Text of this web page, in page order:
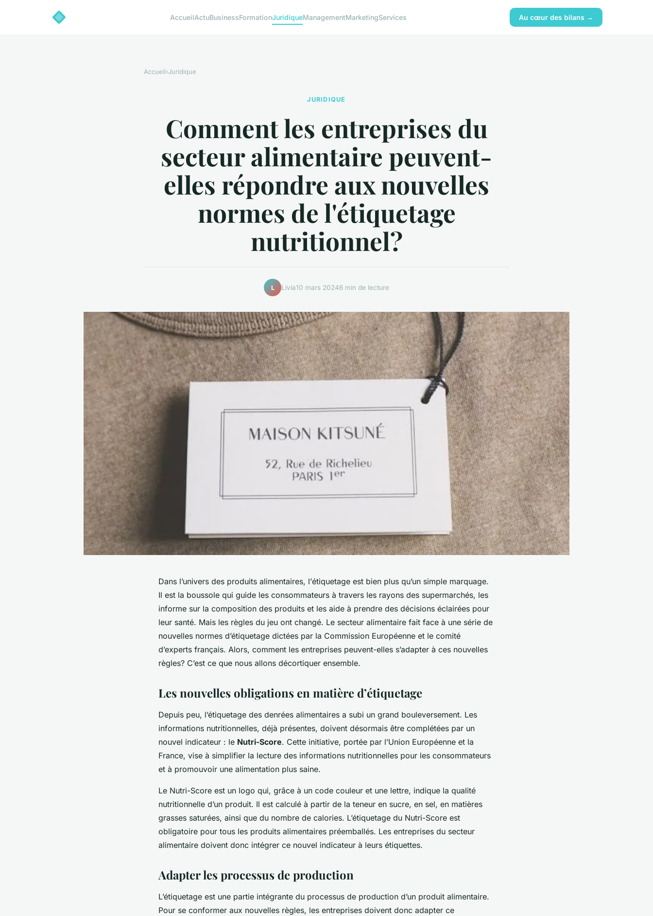
AccueilActuBusinessFormationJuridiqueManagementMarketingServices Au cœur des bilans →
Accueil›Juridique
JURIDIQUE
Comment les entreprises du
secteur alimentaire peuvent-
elles répondre aux nouvelles
normes de l'étiquetage
nutritionnel?
L Livia10 mars 20246 min de lecture
Dans l’univers des produits alimentaires, l’étiquetage est bien plus qu’un simple marquage.
Il est la boussole qui guide les consommateurs à travers les rayons des supermarchés, les
informe sur la composition des produits et les aide à prendre des décisions éclairées pour
leur santé. Mais les règles du jeu ont changé. Le secteur alimentaire fait face à une série de
nouvelles normes d’étiquetage dictées par la Commission Européenne et le comité
d’experts français. Alors, comment les entreprises peuvent-elles s’adapter à ces nouvelles
règles? C’est ce que nous allons décortiquer ensemble.
Les nouvelles obligations en matière d’étiquetage
Depuis peu, l’étiquetage des denrées alimentaires a subi un grand bouleversement. Les
informations nutritionnelles, déjà présentes, doivent désormais être complétées par un
nouvel indicateur : le Nutri-Score. Cette initiative, portée par l’Union Européenne et la
France, vise à simplifier la lecture des informations nutritionnelles pour les consommateurs
et à promouvoir une alimentation plus saine.
Le Nutri-Score est un logo qui, grâce à un code couleur et une lettre, indique la qualité
nutritionnelle d’un produit. Il est calculé à partir de la teneur en sucre, en sel, en matières
grasses saturées, ainsi que du nombre de calories. L’étiquetage du Nutri-Score est
obligatoire pour tous les produits alimentaires préemballés. Les entreprises du secteur
alimentaire doivent donc intégrer ce nouvel indicateur à leurs étiquettes.
Adapter les processus de production
L’étiquetage est une partie intégrante du processus de production d’un produit alimentaire.
Pour se conformer aux nouvelles règles, les entreprises doivent donc adapter ce